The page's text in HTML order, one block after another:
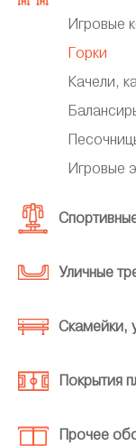
Игровые
Горки
Качели,
Игровые
Уличные
Скамейки,
Покрытия
Прочее